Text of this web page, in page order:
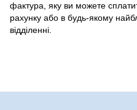
фактура, яку ви можете
рахунку або в будь-якому
відділенні.